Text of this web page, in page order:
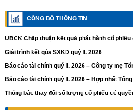
CÔNG BỐ THÔNG TIN
UBCK Chấp thuận kết quả phát hành cổ
Giải trình kết qủa SXKD quý II. 2026
Báo cáo tài chính quý II. 2026 – Công ty mẹ
Báo cáo tài chính quý II. 2026 – Hợp nhất
Thông báo thay đổi số lượng cổ phiếu có